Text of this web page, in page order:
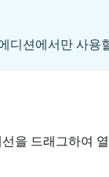
디션에서만 사용
을 드래그하여